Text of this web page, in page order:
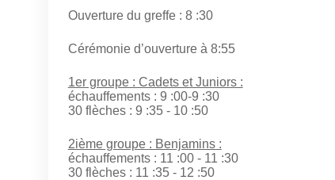
Ouverture du greffe : 8 :30
Cérémonie d’ouverture à 8:55
1er groupe : Cadets et Juniors :
échauffements : 9 :00-9 :30
30 flèches : 9 :35 - 10 :50
2ième groupe : Benjamins :
échauffements : 11 :00 - 11 :30
30 flèches : 11 :35 - 12 :50